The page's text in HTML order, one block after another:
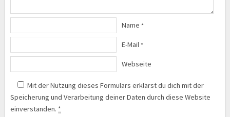
Name *
E-Mail *
Webseite
Mit der Nutzung dieses Formulars erklärst du dich mit der
Speicherung und Verarbeitung deiner Daten durch diese Website
einverstanden. *